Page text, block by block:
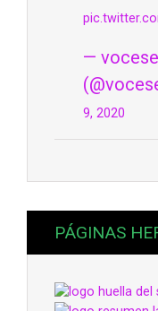
—
9, 2020
PÁGINAS